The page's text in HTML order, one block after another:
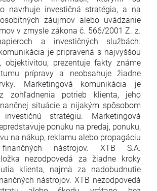
navrhuje investičná stratégia, a na
záujmov alebo uvádzanie
v zmysle zákona č. 566/2001 Z. z.
a investičných službách.
je pripravená s najvyššou
objektivitou, prezentuje fakty známe
prípravy a neobsahuje žiadne
Marketingová komunikácia je
zohľadnenia potrieb klienta, jeho
situácie a nijakým spôsobom
investičnú stratégiu. Marketingová
ponuku na predaj, ponuku,
na nákup, reklamu alebo propagáciu
finančných nástrojov. XTB S.A.
nezodpovedá za žiadne kroky
klienta, najmä za nadobudnutie
nástrojov. XTB nezodpovedá